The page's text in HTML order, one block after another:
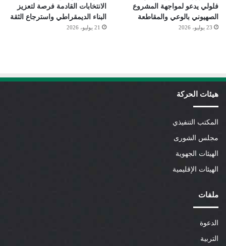
فلولي يدعو لمواجهة المشروع
الصهيوني بالوعي والمقاطعة
23 يوليو، 2026
الانتخابات القادمة فرصة لتعزيز
البناء الديمقراطي واسترجاع الثقة
21 يوليو، 2026
هيئات الحركة
المكتب التنفيذي
مجلس الشورى
الهيئات الجهوية
الهيئات الإقليمية
ملفات
الدعوة
التربية